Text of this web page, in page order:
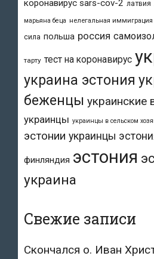
коронавирус sars-cov-2 латвия
марьяна беца нелегальная иммиграция
сила польша россия
тарту тест на коронавирус
украина эстония
беженцы
украинцы украинцы в сельском
эстонии украинцы
финляндия эстония
украина
Свежие записи
Скончался о. Иван